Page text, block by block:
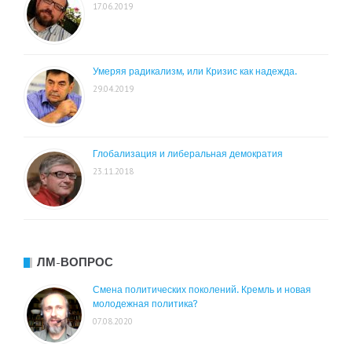
17.06.2019
Умеряя радикализм, или Кризис как надежда.
29.04.2019
Глобализация и либеральная демократия
23.11.2018
ЛМ-ВОПРОС
Смена политических поколений. Кремль и новая
молодежная политика?
07.08.2020